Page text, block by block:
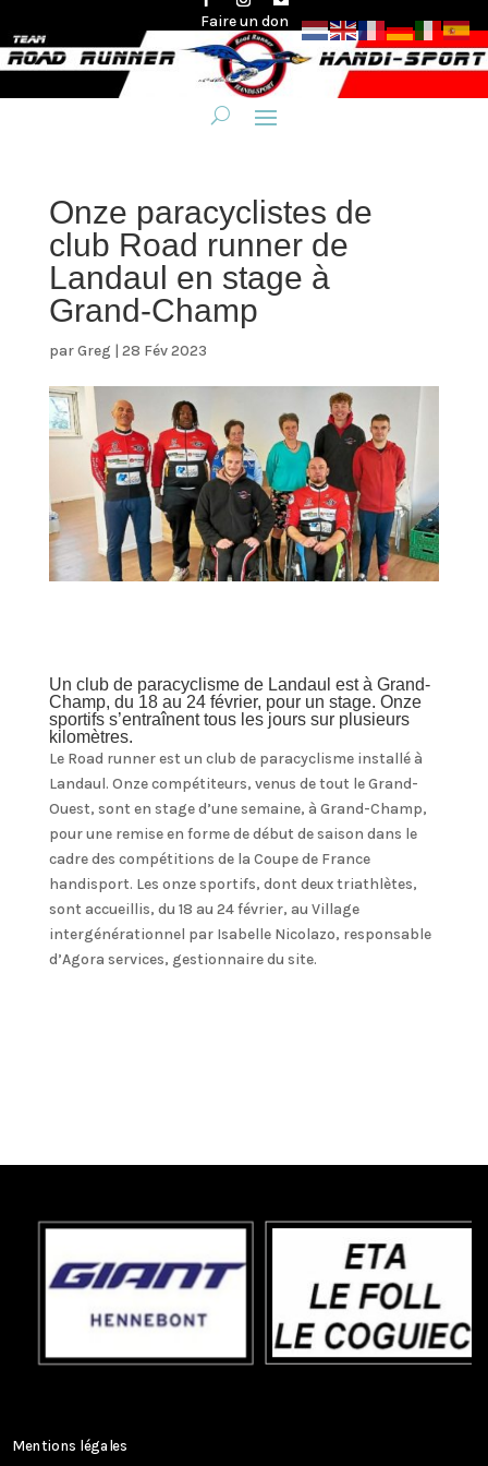
Faire un don
Onze paracyclistes de
club Road runner de
Landaul en stage à
Grand-Champ
parGreg | 28 Fév 2023
Un club de paracyclisme de Landaul est à Grand-
Champ, du 18 au 24 février, pour un stage. Onze
sportifs s’entraînent tous les jours sur plusieurs
kilomètres.
Le Road runner est un club de paracyclisme installé à
Landaul. Onze compétiteurs, venus de tout le Grand-
Ouest, sont en stage d’une semaine, à Grand-Champ,
pour une remise en forme de début de saison dans le
cadre des compétitions de la Coupe de France
handisport. Les onze sportifs, dont deux triathlètes,
sont accueillis, du 18 au 24 février, au Village
intergénérationnel par Isabelle Nicolazo, responsable
d’Agora services, gestionnaire du site.
Mentions légales